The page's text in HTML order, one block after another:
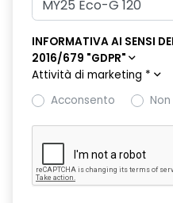
INFORMATIVA AI SENSI
2016/679 "GDPR"
Attività di marketing *
Acconsento